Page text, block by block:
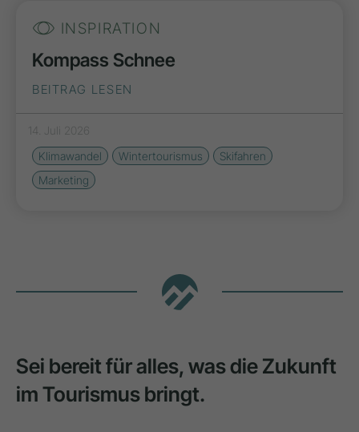
INSPIRATION
Kompass Schnee
BEITRAG LESEN
14. Juli 2026
Klimawandel
Wintertourismus
Skifahren
Marketing
Sei bereit für alles, was die Zukunft
im Tourismus bringt.